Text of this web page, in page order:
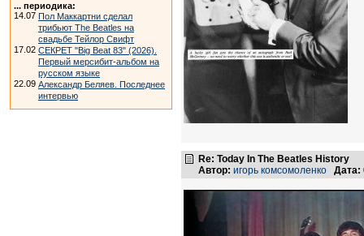
... периодика:
14.07 Пол Маккартни сделал
трибьют The Beatles на
свадьбе Тейлор Свифт
17.02 СЕКРЕТ "Big Beat 83" (2026).
Первый мерсибит-альбом на
русском языке
22.09 Александр Беляев. Последнее
интервью
Re: Today In The Beatles History
Автор: игорь комсомоленко Дата: